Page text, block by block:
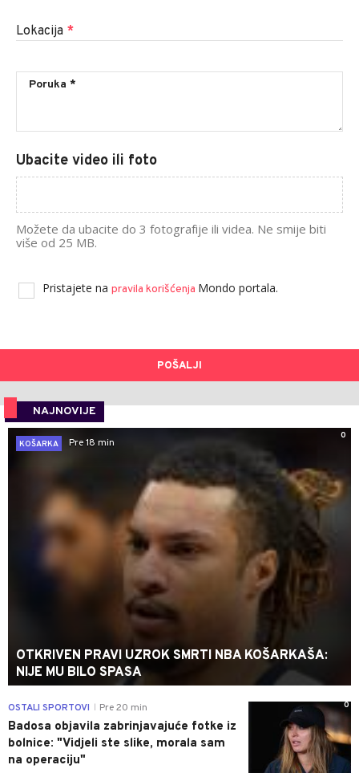
Lokacija *
Ubacite video ili foto
Možete da ubacite do 3 fotografije ili videa. Ne smije biti
više od 25 MB.
Pristajete na pravila korišćenja Mondo portala.
POŠALJI
NAJNOVIJE
0
KOŠARKA
Pre 18 min
OTKRIVEN PRAVI UZROK SMRTI NBA KOŠARKAŠA:
NIJE MU BILO SPASA
0
OSTALI SPORTOVI Pre 20 min
Badosa objavila zabrinjavajuće fotke iz
bolnice: "Vidjeli ste slike, morala sam
na operaciju"